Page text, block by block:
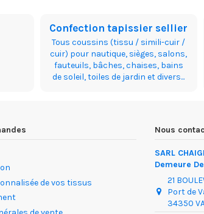
Confection tapissier sellier
Tous coussins (tissu / simili-cuir /
cuir) pour nautique, sièges, salons,
fauteuils, bâches, chaises, bains
de soleil, toiles de jardin et divers...
de vos tissus
Nous
SARL
Demeure
21
Port de
34350